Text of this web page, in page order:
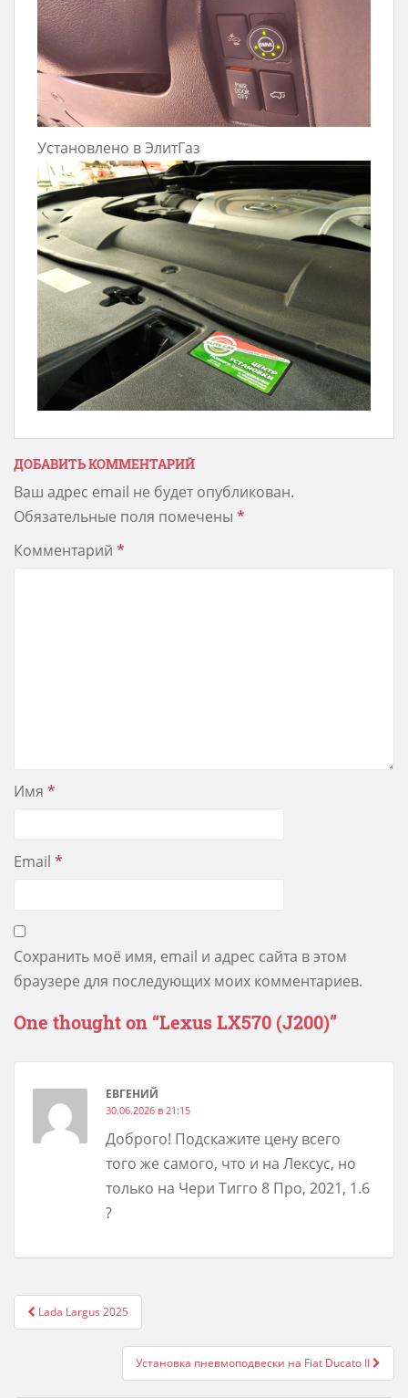
Установлено в ЭлитГаз
ДОБАВИТЬ КОММЕНТАРИЙ
Ваш адрес email не будет опубликован.
Обязательные поля помечены *
Комментарий *
Имя *
Email *
Сохранить моё имя, email и адрес сайта в этом
браузере для последующих моих комментариев.
One thought on “Lexus LX570 (J200)”
ЕВГЕНИЙ
30.06.2026 в 21:15
Доброго! Подскажите цену всего
того же самого, что и на Лексус, но
только на Чери Тигго 8 Про, 2021, 1.6
?
Post
navigation
Lada Largus 2025
Установка пневмоподвески на Fiat Ducato II